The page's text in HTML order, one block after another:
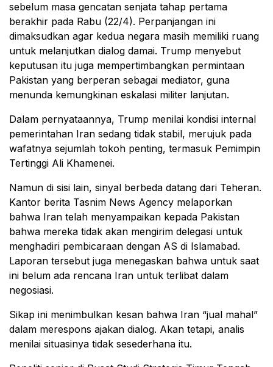
sebelum masa gencatan senjata tahap pertama
berakhir pada Rabu (22/4). Perpanjangan ini
dimaksudkan agar kedua negara masih memiliki ruang
untuk melanjutkan dialog damai. Trump menyebut
keputusan itu juga mempertimbangkan permintaan
Pakistan yang berperan sebagai mediator, guna
menunda kemungkinan eskalasi militer lanjutan.
Dalam pernyataannya, Trump menilai kondisi internal
pemerintahan Iran sedang tidak stabil, merujuk pada
wafatnya sejumlah tokoh penting, termasuk Pemimpin
Tertinggi Ali Khamenei.
Namun di sisi lain, sinyal berbeda datang dari Teheran.
Kantor berita Tasnim News Agency melaporkan
bahwa Iran telah menyampaikan kepada Pakistan
bahwa mereka tidak akan mengirim delegasi untuk
menghadiri pembicaraan dengan AS di Islamabad.
Laporan tersebut juga menegaskan bahwa untuk saat
ini belum ada rencana Iran untuk terlibat dalam
negosiasi.
Sikap ini menimbulkan kesan bahwa Iran “jual mahal”
dalam merespons ajakan dialog. Akan tetapi, analis
menilai situasinya tidak sesederhana itu.